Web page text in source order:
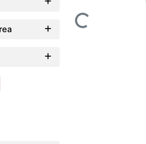
Loading...